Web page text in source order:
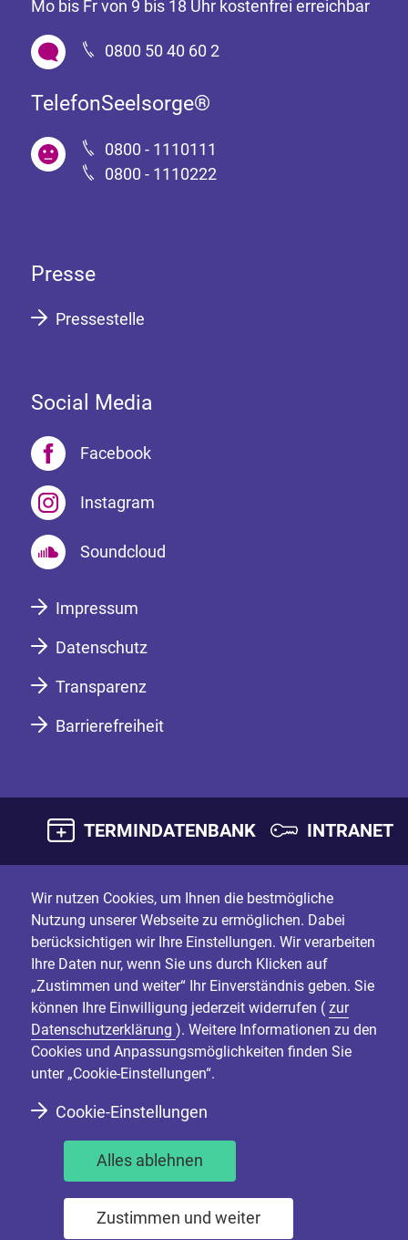
Mo bis Fr von 9 bis 18 Uhr kostenfrei erreichbar
0800 50 40 60 2
TelefonSeelsorge®
0800 - 1110111
0800 - 1110222
Presse
Pressestelle
Social Media
Facebook
Instagram
Soundcloud
Impressum
Datenschutz
Transparenz
Barrierefreiheit
TERMINDATENBANK INTRANET
Wir nutzen Cookies, um Ihnen die bestmögliche
Nutzung unserer Webseite zu ermöglichen. Dabei
berücksichtigen wir Ihre Einstellungen. Wir verarbeiten
Ihre Daten nur, wenn Sie uns durch Klicken auf
„Zustimmen und weiter“ Ihr Einverständnis geben. Sie
können Ihre Einwilligung jederzeit widerrufen ( zur
Datenschutzerklärung ). Weitere Informationen zu den
Cookies und Anpassungsmöglichkeiten finden Sie
unter „Cookie-Einstellungen“.
Cookie-Einstellungen
Alles ablehnen
Zustimmen und weiter